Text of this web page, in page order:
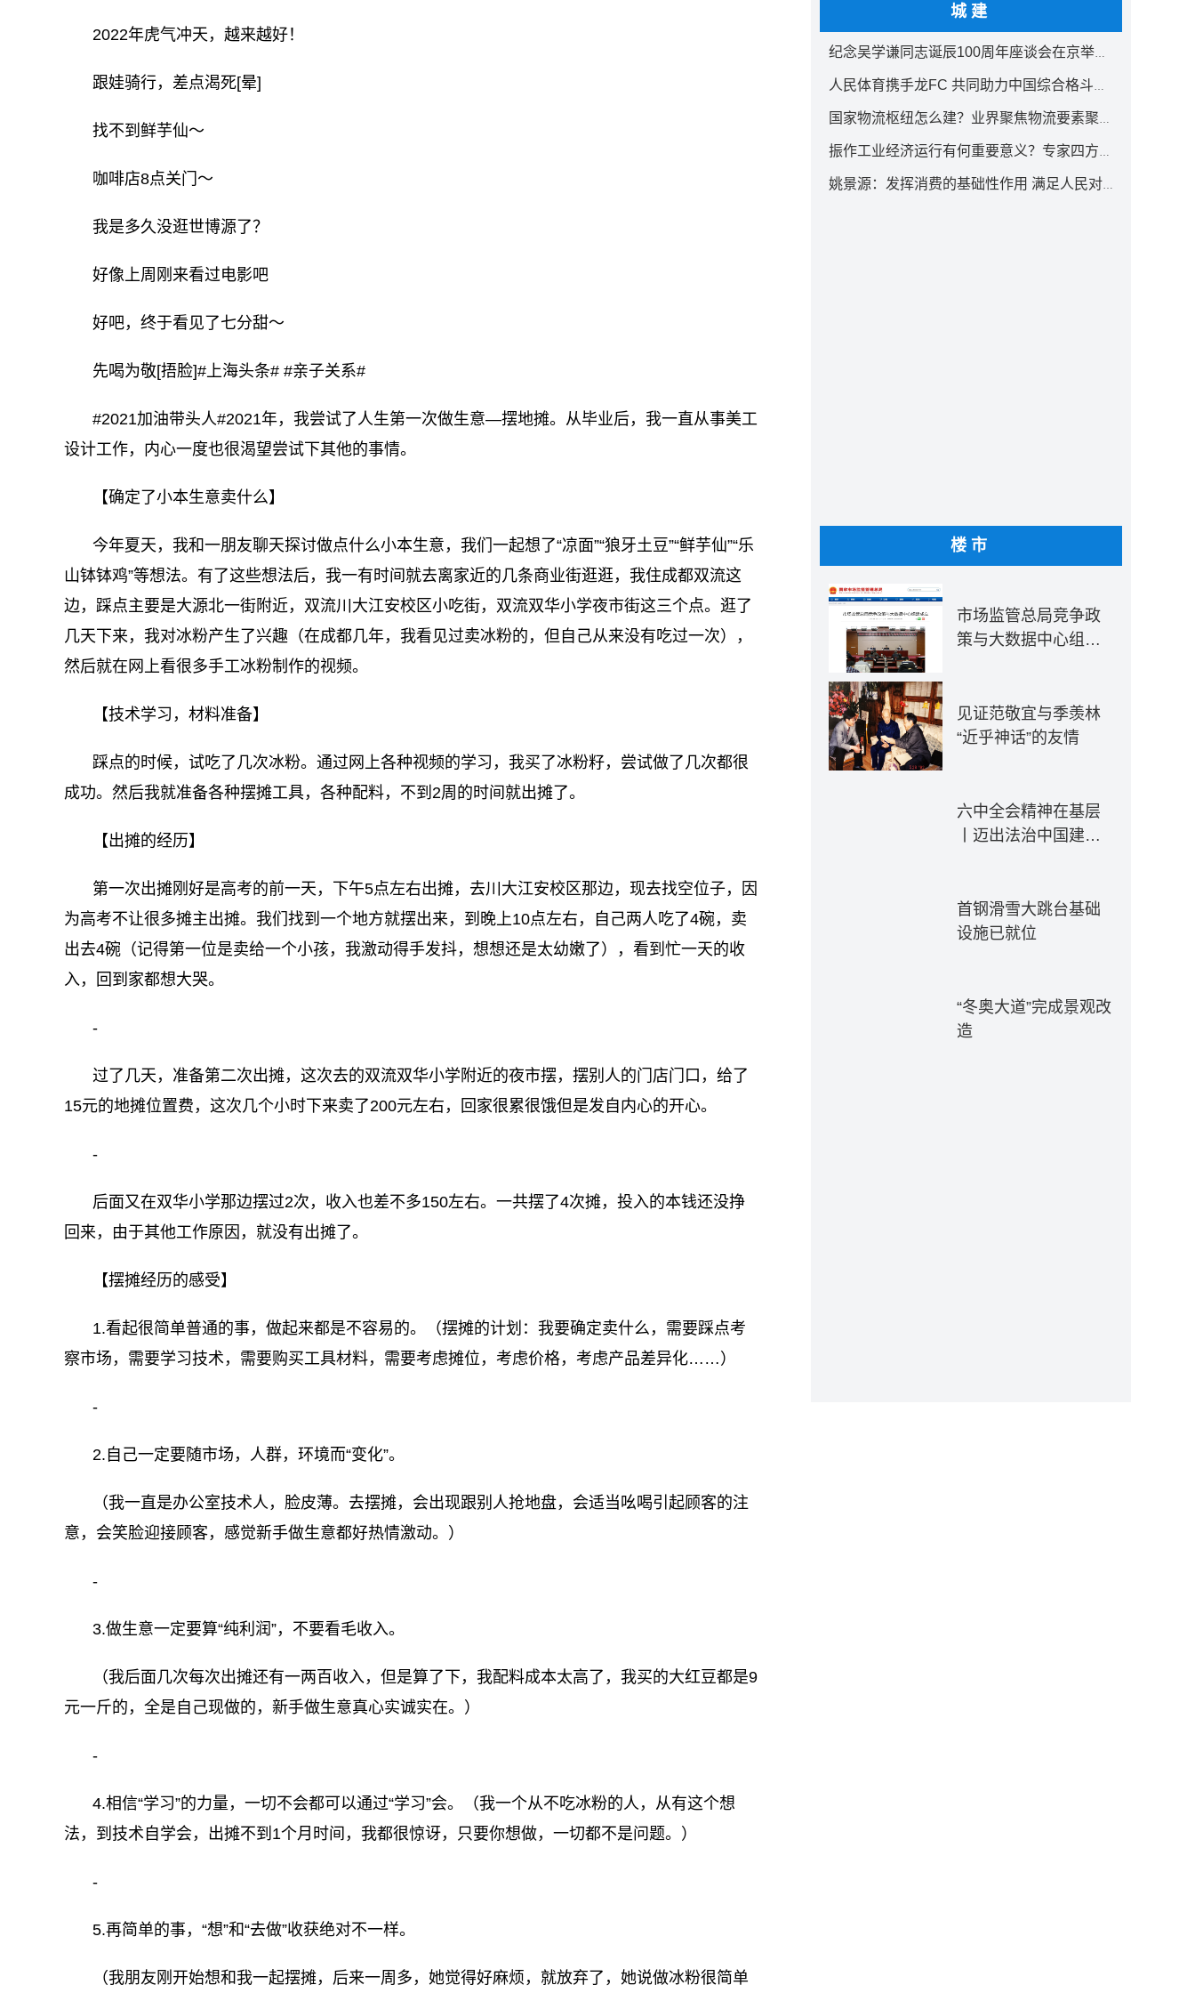
2022年虎气冲天，越来越好！
跟娃骑行，差点渴死[晕]
找不到鲜芋仙～
咖啡店8点关门～
我是多久没逛世博源了？
好像上周刚来看过电影吧
好吧，终于看见了七分甜～
先喝为敬[捂脸]#上海头条# #亲子关系#
#2021加油带头人#2021年，我尝试了人生第一次做生意—摆地摊。从毕业后，我一直从事美工
设计工作，内心一度也很渴望尝试下其他的事情。
【确定了小本生意卖什么】
今年夏天，我和一朋友聊天探讨做点什么小本生意，我们一起想了“凉面”“狼牙土豆”“鲜芋仙”“乐
山钵钵鸡”等想法。有了这些想法后，我一有时间就去离家近的几条商业街逛逛，我住成都双流这
边，踩点主要是大源北一街附近，双流川大江安校区小吃街，双流双华小学夜市街这三个点。逛了
几天下来，我对冰粉产生了兴趣（在成都几年，我看见过卖冰粉的，但自己从来没有吃过一次），
然后就在网上看很多手工冰粉制作的视频。
【技术学习，材料准备】
踩点的时候，试吃了几次冰粉。通过网上各种视频的学习，我买了冰粉籽，尝试做了几次都很
成功。然后我就准备各种摆摊工具，各种配料，不到2周的时间就出摊了。
【出摊的经历】
第一次出摊刚好是高考的前一天，下午5点左右出摊，去川大江安校区那边，现去找空位子，因
为高考不让很多摊主出摊。我们找到一个地方就摆出来，到晚上10点左右，自己两人吃了4碗，卖
出去4碗（记得第一位是卖给一个小孩，我激动得手发抖，想想还是太幼嫩了），看到忙一天的收
入，回到家都想大哭。
-
过了几天，准备第二次出摊，这次去的双流双华小学附近的夜市摆，摆别人的门店门口，给了
15元的地摊位置费，这次几个小时下来卖了200元左右，回家很累很饿但是发自内心的开心。
-
后面又在双华小学那边摆过2次，收入也差不多150左右。一共摆了4次摊，投入的本钱还没挣
回来，由于其他工作原因，就没有出摊了。
【摆摊经历的感受】
1.看起很简单普通的事，做起来都是不容易的。（摆摊的计划：我要确定卖什么，需要踩点考
察市场，需要学习技术，需要购买工具材料，需要考虑摊位，考虑价格，考虑产品差异化……）
-
2.自己一定要随市场，人群，环境而“变化”。
（我一直是办公室技术人，脸皮薄。去摆摊，会出现跟别人抢地盘，会适当吆喝引起顾客的注
意，会笑脸迎接顾客，感觉新手做生意都好热情激动。）
-
3.做生意一定要算“纯利润”，不要看毛收入。
（我后面几次每次出摊还有一两百收入，但是算了下，我配料成本太高了，我买的大红豆都是9
元一斤的，全是自己现做的，新手做生意真心实诚实在。）
-
4.相信“学习”的力量，一切不会都可以通过“学习”会。（我一个从不吃冰粉的人，从有这个想
法，到技术自学会，出摊不到1个月时间，我都很惊讶，只要你想做，一切都不是问题。）
-
5.再简单的事，“想”和“去做”收获绝对不一样。
（我朋友刚开始想和我一起摆摊，后来一周多，她觉得好麻烦，就放弃了，她说做冰粉很简单
城建
纪念吴学谦同志诞辰100周年座谈会在京举行 汪洋出席
人民体育携手龙FC 共同助力中国综合格斗事业发展
国家物流枢纽怎么建？业界聚焦物流要素聚集方式创新
振作工业经济运行有何重要意义？专家四方面权威解读
姚景源：发挥消费的基础性作用 满足人民对美好生活向往
楼市
市场监管总局竞争政
策与大数据中心组建
见证范敬宜与季羡林
“近乎神话”的友情
六中全会精神在基层
丨迈出法治中国建设
推动全面依法治国新
实践
首钢滑雪大跳台基础
设施已就位
“冬奥大道”完成景观改
造